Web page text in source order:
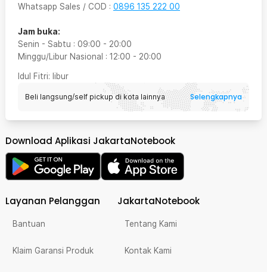
Whatsapp Sales / COD : 0896 135 222 00
Jam buka:
Senin - Sabtu : 09:00 - 20:00
Minggu/Libur Nasional : 12:00 - 20:00
Idul Fitri: libur
Beli langsung/self pickup di kota lainnya Selengkapnya
Download Aplikasi JakartaNotebook
Layanan Pelanggan
Bantuan
Klaim Garansi Produk
JakartaNotebook
Tentang Kami
Kontak Kami